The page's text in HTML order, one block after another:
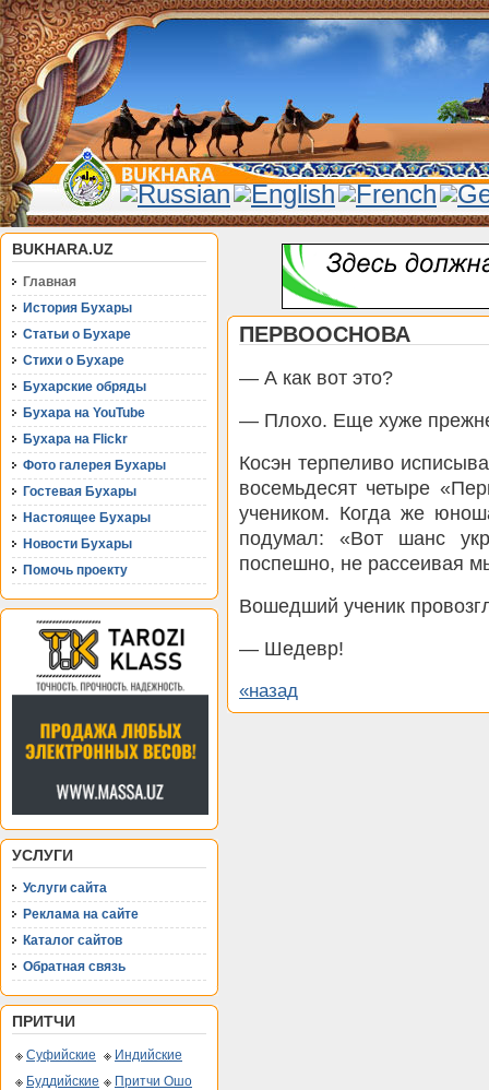
BUKHARA.UZ
Главная
История Бухары
Статьи о Бухаре
Стихи о Бухаре
Бухарские обряды
Бухара на YouTube
Бухара на Flickr
Фото галерея Бухары
Гостевая Бухары
Настоящее Бухары
Новости Бухары
Помочь проекту
УСЛУГИ
Услуги сайта
Реклама на сайте
Каталог сайтов
Обратная связь
ПРИТЧИ
Суфийские
Индийские
Буддийские
Притчи Ошо
ПЕРВООСНОВА
— А как вот это?
— Плохо. Еще хуже
Косэн терпеливо
восемьдесят четыре
учеником. Когда же
подумал: «Вот шанс
поспешно, не рассеивая
Вошедший ученик
— Шедевр!
«назад